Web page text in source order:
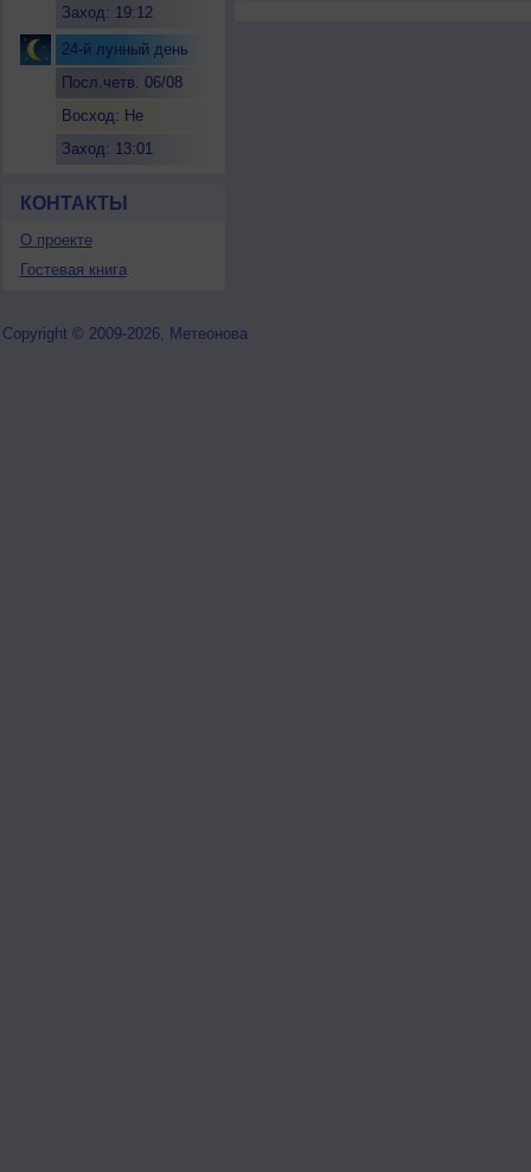
Заход: 19:12
24-й лунный день
Посл.четв. 06/08
Восход: Не
Заход: 13:01
КОНТАКТЫ
О проекте
Гостевая книга
Copyright © 2009-2026, Метеонова